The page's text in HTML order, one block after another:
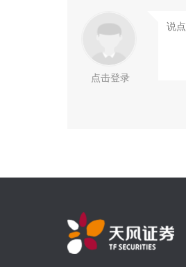
点击登录